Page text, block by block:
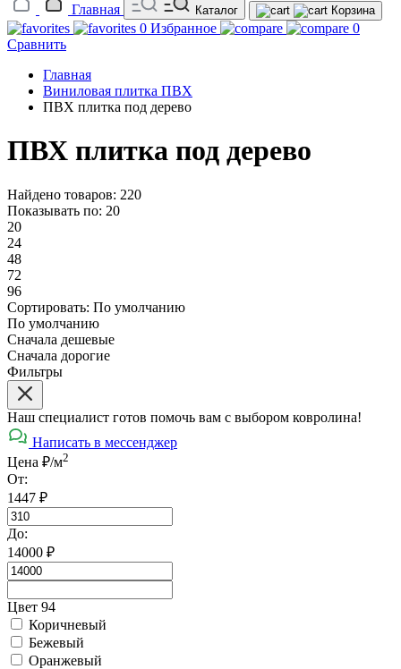
Главная
Каталог Корзина
0 Избранное
0
Сравнить
Главная
Виниловая плитка ПВХ
ПВХ плитка под дерево
ПВХ плитка под дерево
Найдено товаров: 220
Показывать по: 20
20
24
48
72
96
Сортировать: По умолчанию
По умолчанию
Сначала дешевые
Сначала дорогие
Фильтры
Наш специалист готов помочь вам с выбором ковролина!
Написать в мессенджер
Цена ₽/м2
От:
1447 ₽
До:
14000 ₽
Цвет 94
Коричневый
Бежевый
Оранжевый